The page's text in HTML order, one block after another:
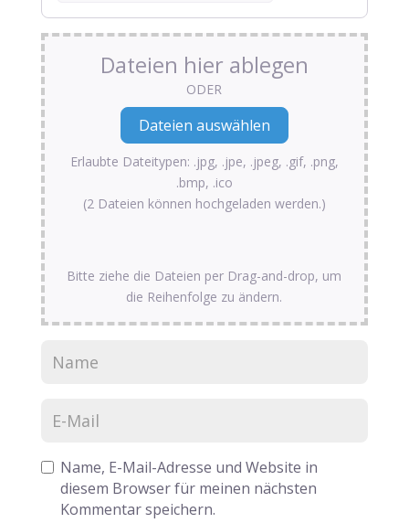
Dateien hier ablegen
ODER
Erlaubte Dateitypen: .jpg, .jpe, .jpeg, .gif, .png,
.bmp, .ico
(2 Dateien können hochgeladen werden.)
Bitte ziehe die Dateien per Drag-and-drop, um
die Reihenfolge zu ändern.
Name, E-Mail-Adresse und Website in
diesem Browser für meinen nächsten
Kommentar speichern.